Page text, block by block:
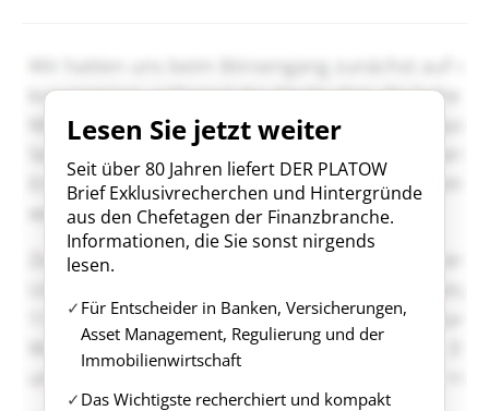
Lesen Sie jetzt weiter
Seit über 80 Jahren liefert DER PLATOW
Brief Exklusivrecherchen und Hintergründe
aus den Chefetagen der Finanzbranche.
Informationen, die Sie sonst nirgends
lesen.
Für Entscheider in Banken, Versicherungen,
Asset Management, Regulierung und der
Immobilienwirtschaft
Das Wichtigste recherchiert und kompakt